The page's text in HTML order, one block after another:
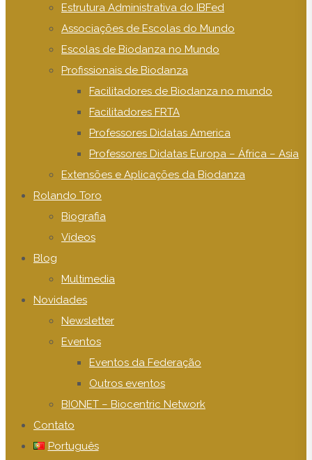
Estrutura Administrativa do IBFed
Associações de Escolas do Mundo
Escolas de Biodanza no Mundo
Profissionais de Biodanza
Facilitadores de Biodanza no mundo
Facilitadores FRTA
Professores Didatas America
Professores Didatas Europa – África – Asia
Extensões e Aplicações da Biodanza
Rolando Toro
Biografia
Vídeos
Blog
Multimedia
Novidades
Newsletter
Eventos
Eventos da Federação
Outros eventos
BIONET – Biocentric Network
Contato
Português